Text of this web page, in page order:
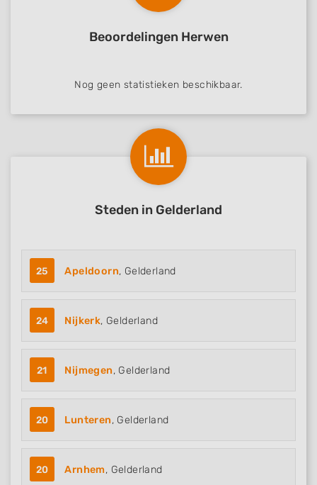
Beoordelingen Herwen
Nog geen statistieken beschikbaar.
Steden in Gelderland
25 Apeldoorn, Gelderland
24 Nijkerk, Gelderland
21 Nijmegen, Gelderland
20 Lunteren, Gelderland
20 Arnhem, Gelderland